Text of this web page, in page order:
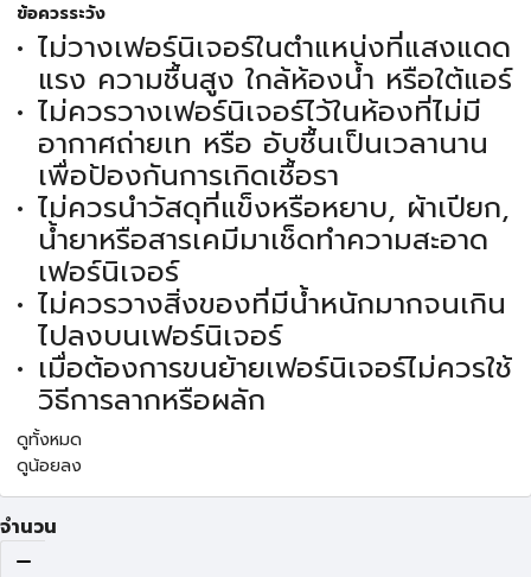
ข้อควรระวัง
ไม่วางเฟอร์นิเจอร์ในตำแหน่งที่แสงแดด
แรง ความชื้นสูง ใกล้ห้องน้ำ หรือใต้แอร์
ไม่ควรวางเฟอร์นิเจอร์ไว้ในห้องที่ไม่มี
อากาศถ่ายเท หรือ อับชื้นเป็นเวลานาน
เพื่อป้องกันการเกิดเชื้อรา
ไม่ควรนำวัสดุที่แข็งหรือหยาบ, ผ้าเปียก,
น้ำยาหรือสารเคมีมาเช็ดทำความสะอาด
เฟอร์นิเจอร์
ไม่ควรวางสิ่งของที่มีน้ำหนักมากจนเกิน
ไปลงบนเฟอร์นิเจอร์
เมื่อต้องการขนย้ายเฟอร์นิเจอร์ไม่ควรใช้
วิธีการลากหรือผลัก
ดูทั้งหมด
ดูน้อยลง
จำนวน